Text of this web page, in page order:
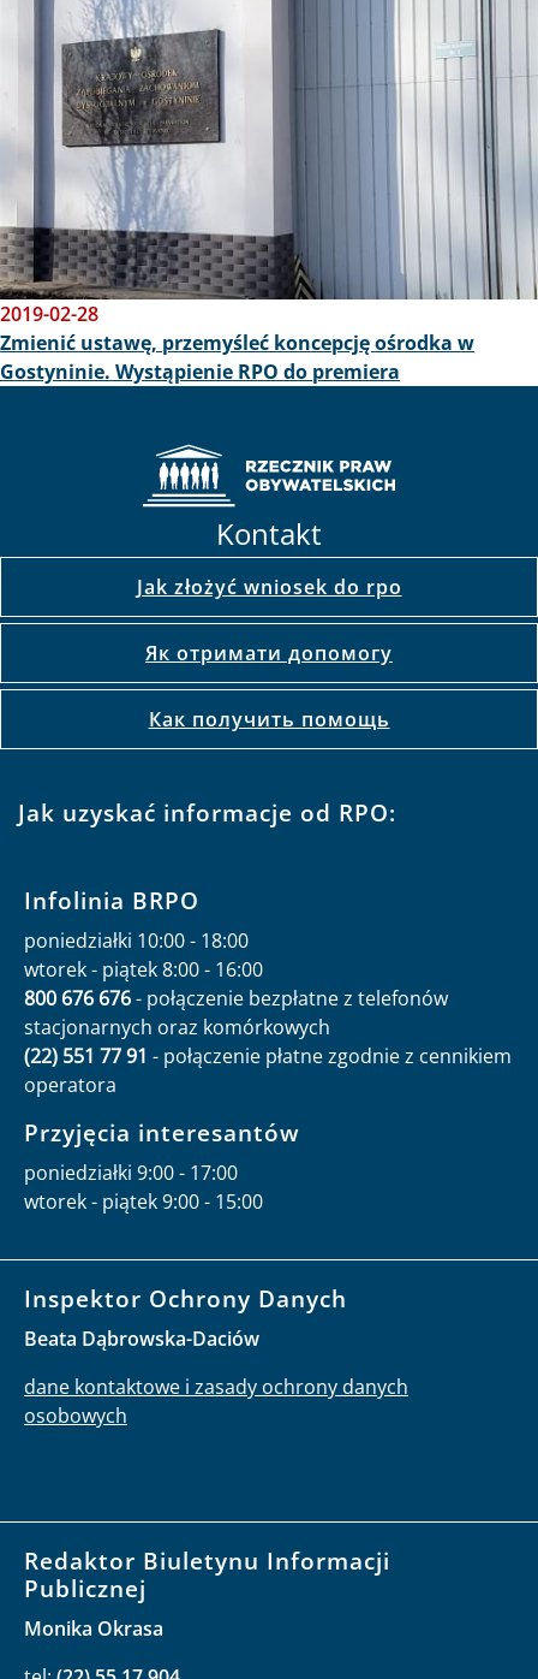
2019-02-28
Zmienić ustawę, przemyśleć koncepcję ośrodka w
Gostyninie. Wystąpienie RPO do premiera
Kontakt
Jak złożyć wniosek do rpo
Як отримати допомогу
Как получить помощь
Jak uzyskać informacje od RPO:
Infolinia BRPO
poniedziałki 10:00 - 18:00
wtorek - piątek 8:00 - 16:00
800 676 676- połączenie bezpłatne z telefonów
stacjonarnych oraz komórkowych
(22) 551 77 91 - połączenie płatne zgodnie z cennikiem
operatora
Przyjęcia interesantów
poniedziałki 9:00 - 17:00
wtorek - piątek 9:00 - 15:00
Inspektor Ochrony Danych
Beata Dąbrowska-Daciów
dane kontaktowe i zasady ochrony danych
osobowych
Redaktor Biuletynu Informacji
Publicznej
Monika Okrasa